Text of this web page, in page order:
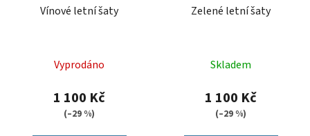
Vínové letní šaty
Vyprodáno
1 100 Kč
(–29 %)
Zelené letní šaty
Skladem
1 100 Kč
(–29 %)